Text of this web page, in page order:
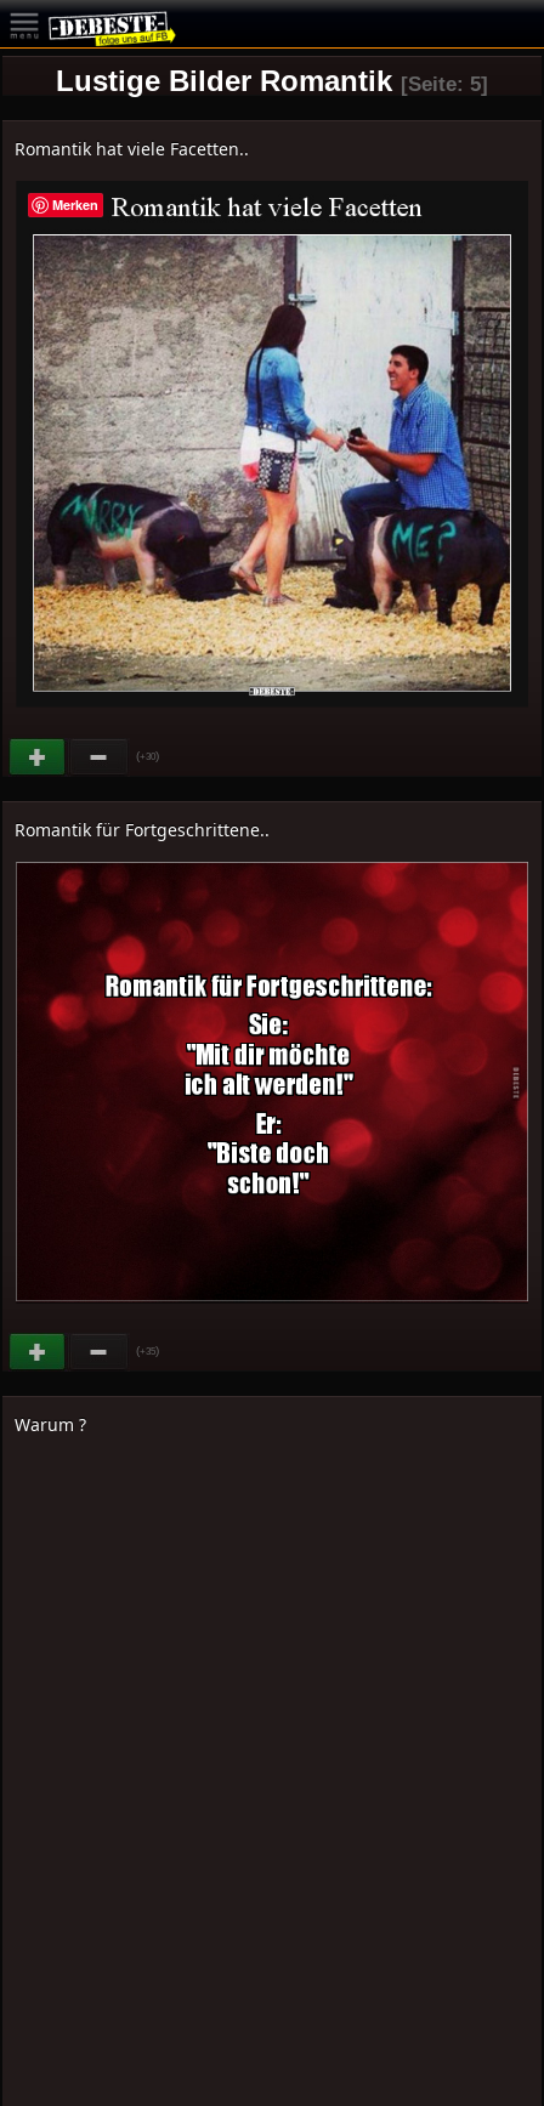
Lustige Bilder Romantik [Seite: 5]
Romantik hat viele Facetten..
(+30)
Romantik für Fortgeschrittene..
(+35)
Warum ?
Merken